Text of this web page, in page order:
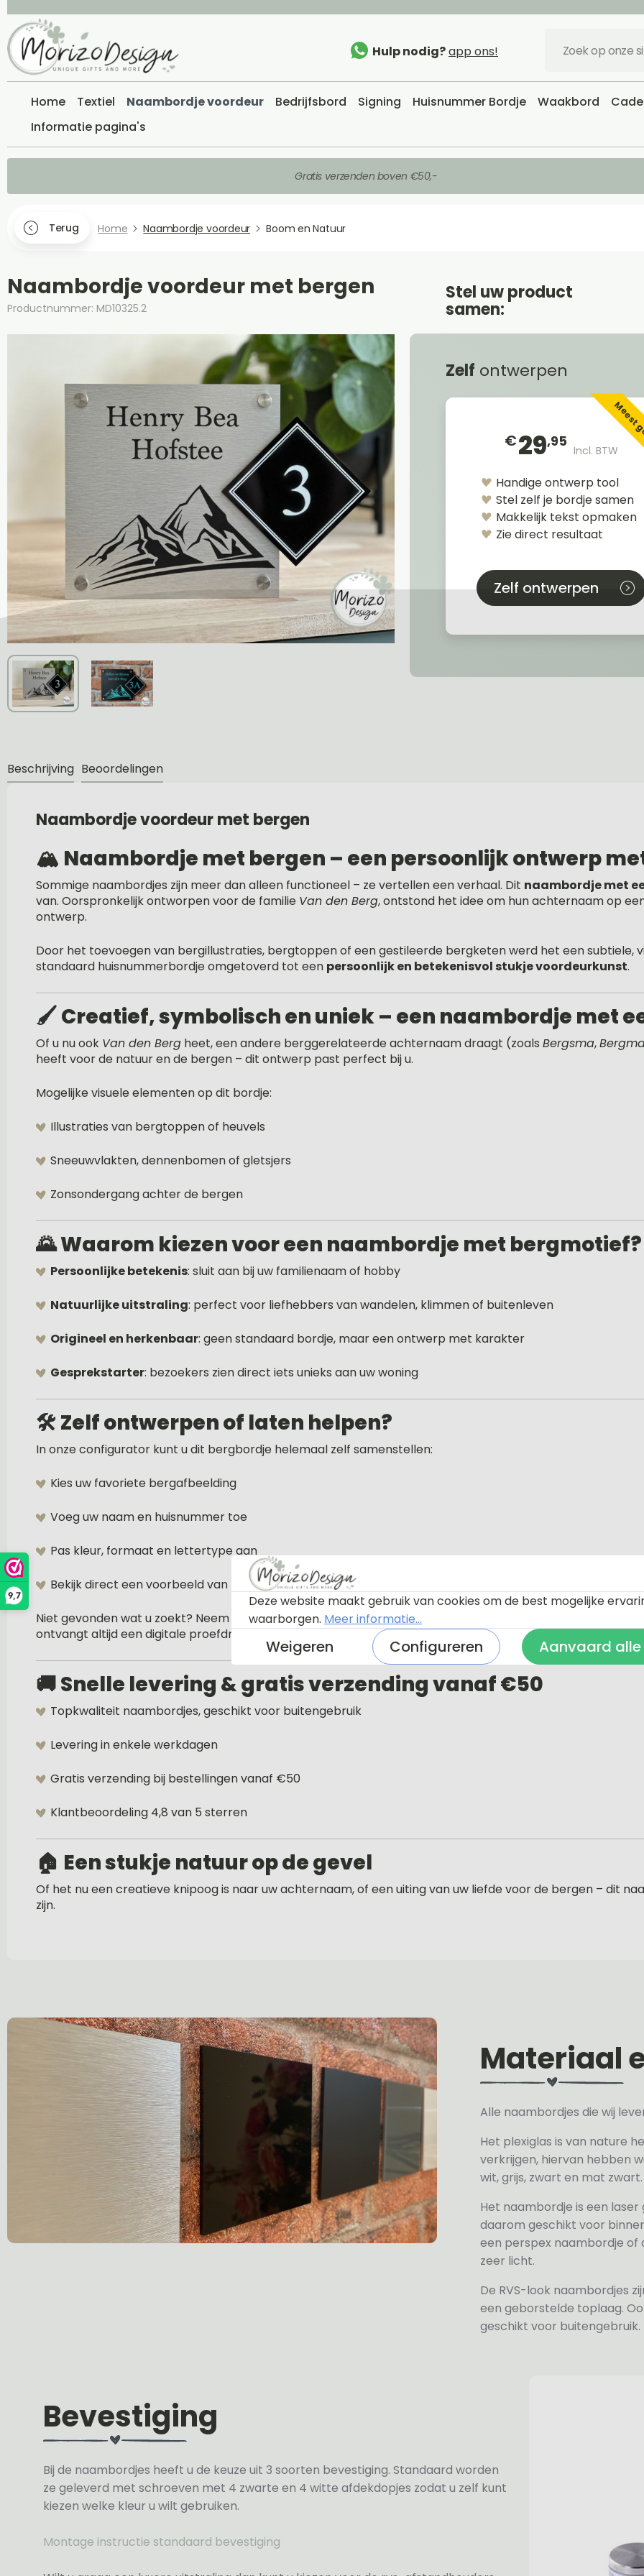
9,7
Hulp nodig?app ons!
Home Textiel Naambordje voordeur Bedrijfsbord Signing Huisnummer Bordje Waakbord
Informatie pagina's
Gratis verzenden boven €50,-
Terug Home Naambordje voordeur Boom en Natuur
Naambordje voordeur met bergen
Productnummer: MD10325.2
Stel uw product
samen:
Zelf ontwerpen
€29,95
Incl. BTW
Handige ontwerp tool
Stel zelf je bordje samen
Makkelijk tekst opmaken
Zie direct resultaat
Zelf ontwerpen
Beschrijving Beoordelingen
Naambordje voordeur met bergen
🏔️ Naambordje met bergen – een persoonlijk ontwerp
Sommige naambordjes zijn meer dan alleen functioneel – ze vertellen een verhaal. Dit naambordje met
van. Oorspronkelijk ontworpen voor de familie Van den Berg, ontstond het idee om hun achternaam op
ontwerp.
Door het toevoegen van bergillustraties, bergtoppen of een gestileerde bergketen werd het een subtiele,
standaard huisnummerbordje omgetoverd tot een persoonlijk en betekenisvol stukje voordeurkunst.
🖌️Creatief, symbolisch en uniek – een naambordje met
Of u nu ook Van den Berg heet, een andere berggerelateerde achternaam draagt (zoals Bergsma,
heeft voor de natuur en de bergen – dit ontwerp past perfect bij u.
Mogelijke visuele elementen op dit bordje:
Illustraties van bergtoppen of heuvels
Sneeuwvlakten, dennenbomen of gletsjers
Zonsondergang achter de bergen
🌄Waarom kiezen voor een naambordje met bergmotief?
Persoonlijke betekenis: sluit aan bij uw familienaam of hobby
Natuurlijke uitstraling: perfect voor liefhebbers van wandelen, klimmen of buitenleven
Origineel en herkenbaar: geen standaard bordje, maar een ontwerp met karakter
Gesprekstarter: bezoekers zien direct iets unieks aan uw woning
🛠️ Zelf ontwerpen of laten helpen?
In onze configurator kunt u dit bergbordje helemaal zelf samenstellen:
Kies uw favoriete bergafbeelding
Voeg uw naam en huisnummer toe
Pas kleur, formaat en lettertype aan
Bekijk direct een voorbeeld van het resultaat
Niet gevonden wat u zoekt? Neem dancontactop met onze klantenservice. Wij denken graag met u mee
ontvangt altijd een digitale proefdruk voor akkoord.
🚚Snelle levering & gratis verzending vanaf €50
Topkwaliteit naambordjes, geschikt voor buitengebruik
Levering in enkele werkdagen
Gratis verzending bij bestellingen vanaf €50
Klantbeoordeling 4,8 van 5 sterren
🏠 Een stukje natuur op de gevel
Of het nu een creatieve knipoog is naar uw achternaam, of een uiting van uw liefde voor de bergen – dit
zijn.
Materiaal
Alle naambordjes die wij
Het plexiglas is van nature
verkrijgen, hiervan hebben
wit, grijs, zwart en mat zwart.
Het naambordje is een
daarom geschikt voor
een perspex naambordje
zeer licht.
De RVS-look naambordjes
een geborstelde toplaag.
geschikt voor buitengebruik.
Bevestiging
Bij de naambordjes heeft u de keuze uit 3 soorten bevestiging. Standaard worden
ze geleverd met schroeven met 4 zwarte en 4 witte afdekdopjes zodat u zelf kunt
kiezen welke kleur u wilt gebruiken.
Montage instructie standaard bevestiging
Deze website maakt gebruik van cookies om de best mogelijke
waarborgen. Meer informatie...
Weigeren Configureren Aanvaard